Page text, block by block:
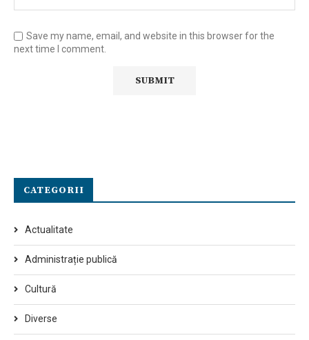
Save my name, email, and website in this browser for the
next time I comment.
CATEGORII
Actualitate
Administrație publică
Cultură
Diverse